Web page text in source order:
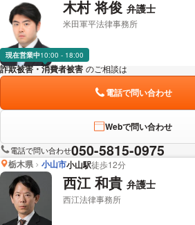
木村 将俊 弁護士
米田軍平法律事務所
現在営業中10:00 - 18:00
詐欺被害・消費者被害 のご相談は
電話で問い合わせ
Webで問い合わせ
電話で問い合わせ050-5815-0975
栃木県 小山市小山駅徒歩12分
西江 和貴 弁護士
西江法律事務所